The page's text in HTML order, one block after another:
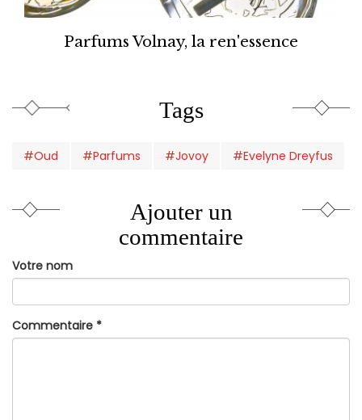
Parfums Volnay, la ren'essence
Tags
#Oud #Parfums #Jovoy #Evelyne Dreyfus
Ajouter un
commentaire
Votre nom
Commentaire *